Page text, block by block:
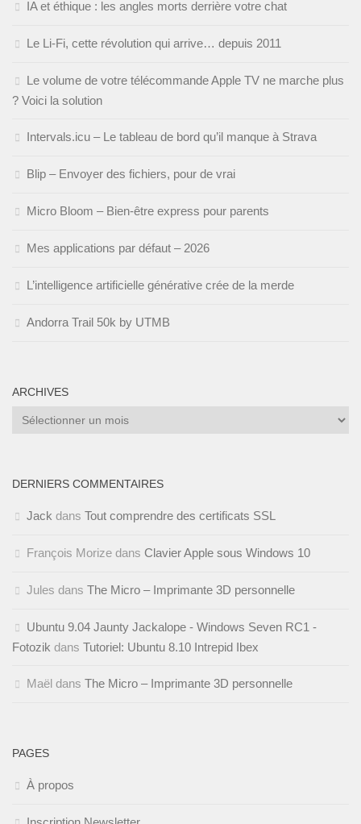
IA et éthique : les angles morts derrière votre chat
Le Li-Fi, cette révolution qui arrive… depuis 2011
Le volume de votre télécommande Apple TV ne marche plus
? Voici la solution
Intervals.icu – Le tableau de bord qu’il manque à Strava
Blip – Envoyer des fichiers, pour de vrai
Micro Bloom – Bien-être express pour parents
Mes applications par défaut – 2026
L’intelligence artificielle générative crée de la merde
Andorra Trail 50k by UTMB
ARCHIVES
Archives
DERNIERS COMMENTAIRES
Jack dans Tout comprendre des certificats SSL
François Morize dans Clavier Apple sous Windows 10
Jules dans The Micro – Imprimante 3D personnelle
Ubuntu 9.04 Jaunty Jackalope - Windows Seven RC1 -
Fotozik dans Tutoriel: Ubuntu 8.10 Intrepid Ibex
Maël dans The Micro – Imprimante 3D personnelle
PAGES
À propos